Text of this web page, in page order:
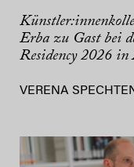
Erba zu Gast bei
Residency 2026 in
VERENA